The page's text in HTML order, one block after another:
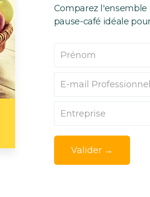
Comparez l'ensemble
pause-café idéale